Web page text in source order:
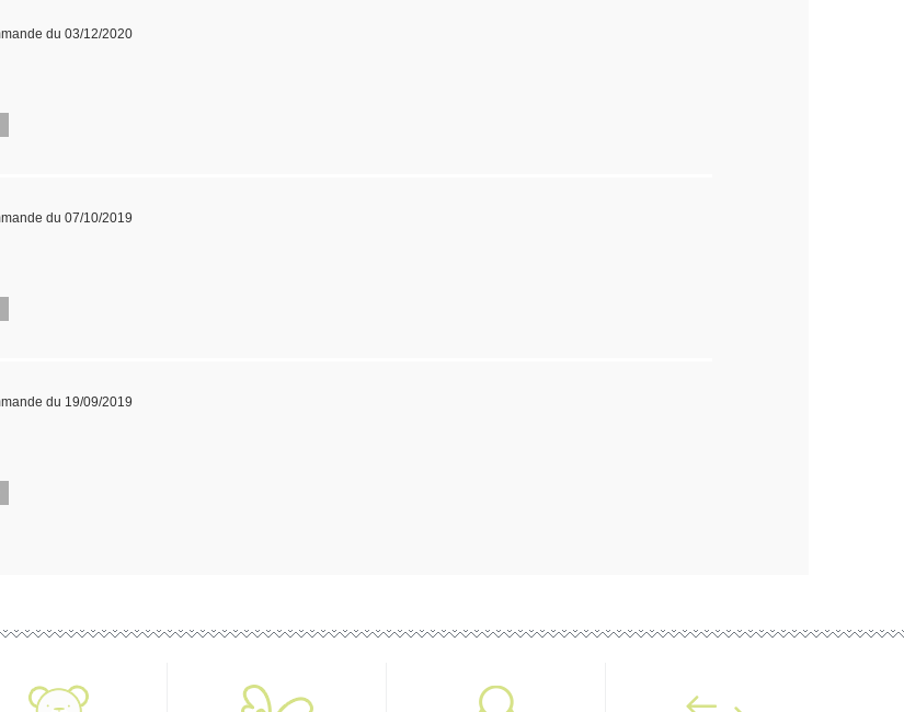
du 03/12/2020
du 07/10/2019
du 19/09/2019